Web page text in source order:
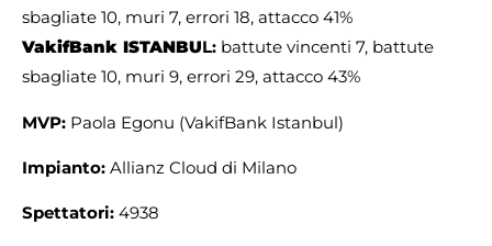
sbagliate 10, muri 7, errori 18, attacco 41%
VakifBank ISTANBUL: battute vincenti 7, battute
sbagliate 10, muri 9, errori 29, attacco 43%
MVP: Paola Egonu (VakifBank Istanbul)
Impianto: Allianz Cloud di Milano
Spettatori: 4938